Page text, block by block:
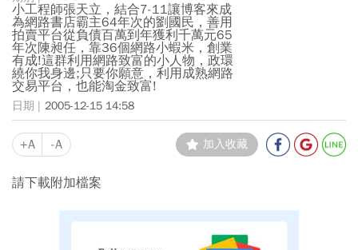
小工程師張天立，結合7-11讓博客來成
為網路書店霸主64年次的劉國民，善用
拍賣平台從負債百萬到年獲利千萬元65
年次陳昶任，靠36個網路小蝦米，創業
有成!這群利用網路致富的小人物，政環
繞你我身邊;只要你願意，利用成熟網路
交易平台，也能淘金致富!
2005-12-15 14:58
+A -A 加入收藏
請下載附加檔案